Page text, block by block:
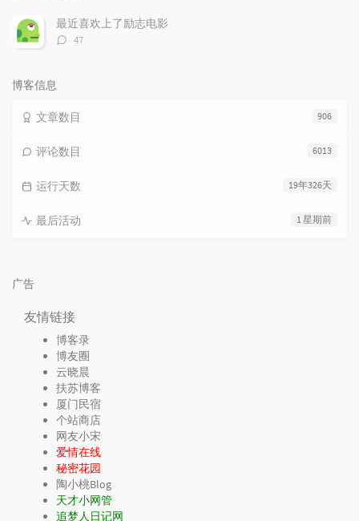
数：
最近喜欢上了励志电影
评
47
博客信息
906
文章数目
6013
评论数目
19年326天
运行天数
1 星期前
最后活动
广告
友情链接
博客录
博友圈
云晓晨
扶苏博客
厦门民宿
个站商店
网友小宋
爱情在线
秘密花园
陶小桃Blog
天才小网管
追梦人日记网